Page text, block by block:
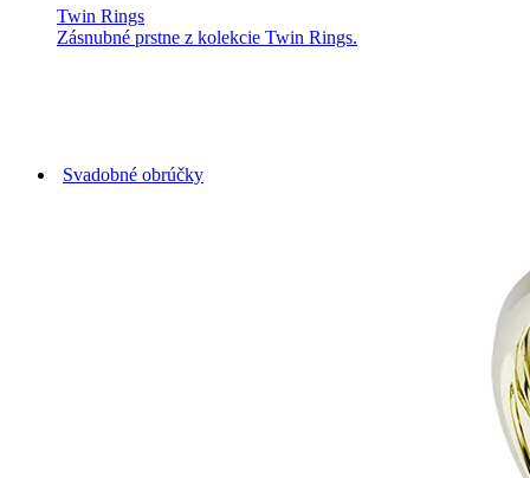
Twin Rings
Zásnubné prstne z kolekcie Twin Rings.
Svadobné obrúčky